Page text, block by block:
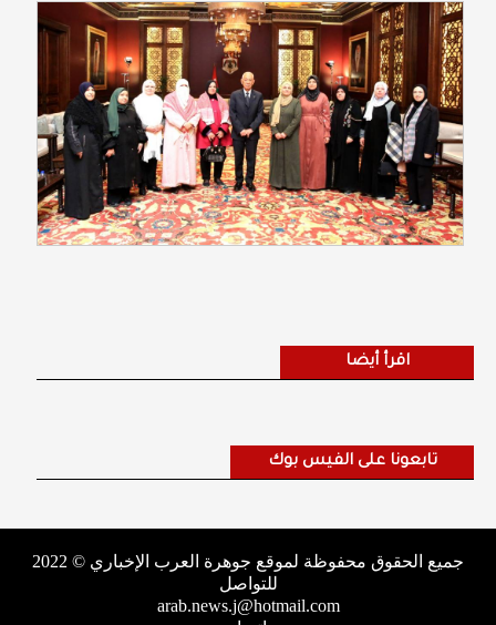
اقرأ أيضا
تابعونا على الفيس بوك
جميع الحقوق محفوظة لموقع جوهرة العرب الإخباري © 2022
للتواصل
arab.news.j@hotmail.com